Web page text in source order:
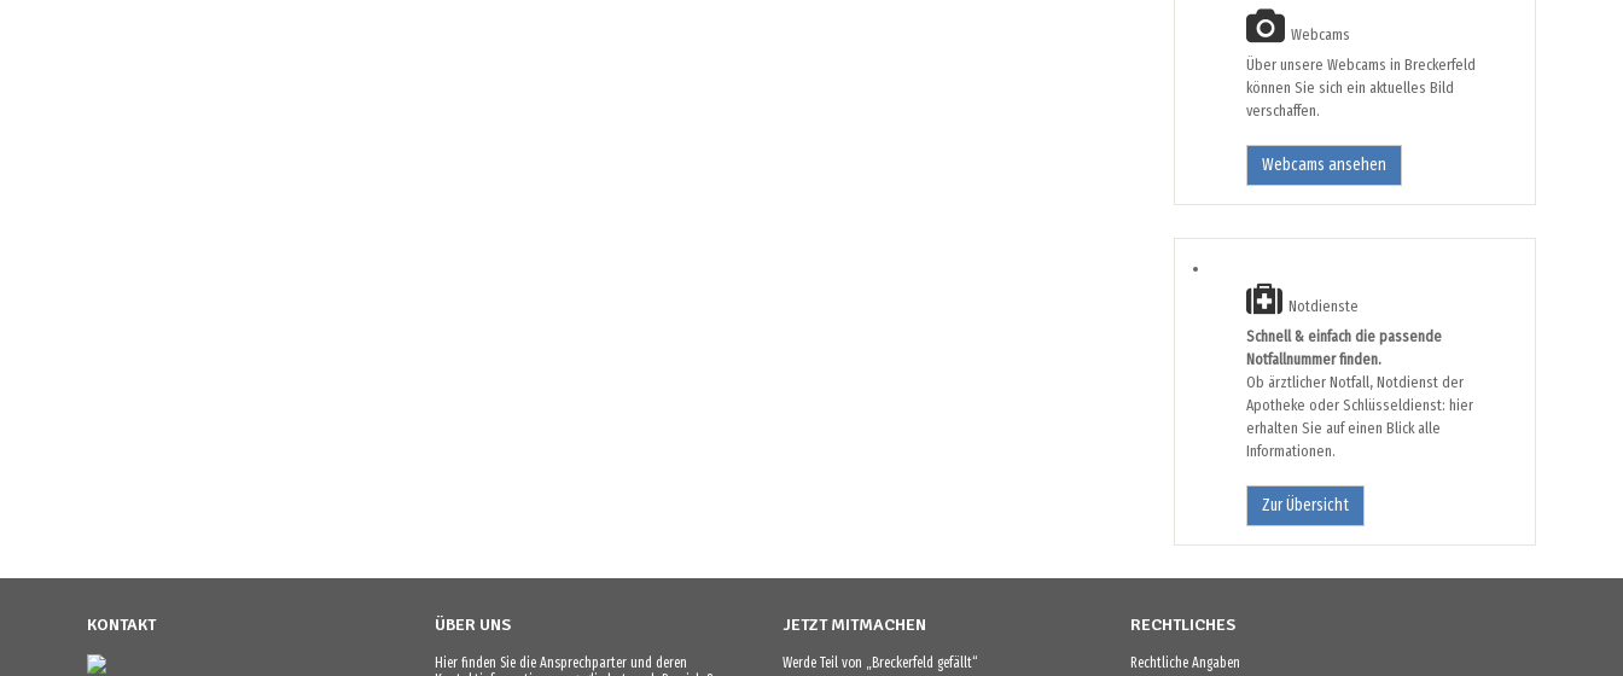
Webcams
Über unsere Webcams in Breckerfeld
können Sie sich ein aktuelles Bild
verschaffen.
Webcams ansehen
Notdienste
Schnell & einfach die passende
Notfallnummer finden.
Ob ärztlicher Notfall, Notdienst der
Apotheke oder Schlüsseldienst: hier
erhalten Sie auf einen Blick alle
Informationen.
Zur Übersicht
KONTAKT ÜBER UNS
Hier finden Sie die Ansprechparter und deren
JETZT MITMACHEN
Werde Teil von „Breckerfeld gefällt“
RECHTLICHES
Rechtliche Angaben